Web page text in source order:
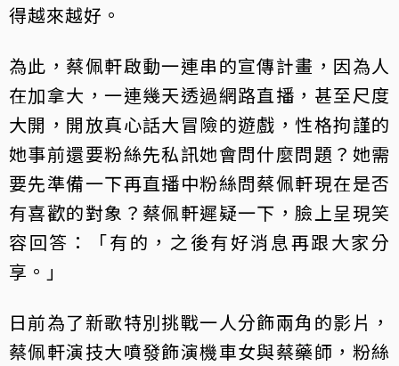
得越來越好。
為此，蔡佩軒啟動一連串的宣傳計畫，因為人
在加拿大，一連幾天透過網路直播，甚至尺度
大開，開放真心話大冒險的遊戲，性格拘謹的
她事前還要粉絲先私訊她會問什麼問題？她需
要先準備一下再直播中粉絲問蔡佩軒現在是否
有喜歡的對象？蔡佩軒遲疑一下，臉上呈現笑
容回答：「有的，之後有好消息再跟大家分
享。」
日前為了新歌特別挑戰一人分飾兩角的影片，
蔡佩軒演技大噴發飾演機車女與蔡藥師，粉絲